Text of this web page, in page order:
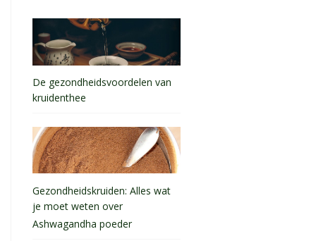
De gezondheidsvoordelen van
kruidenthee
Gezondheidskruiden: Alles wat
je moet weten over
Ashwagandha poeder